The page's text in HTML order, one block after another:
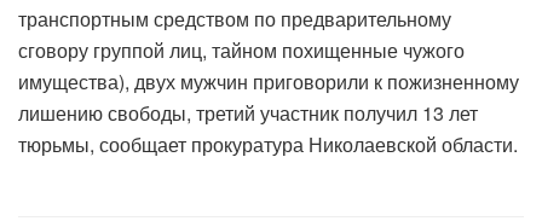
транспортным средством по предварительному
сговору группой лиц, тайном похищенные чужого
имущества), двух мужчин приговорили к пожизненному
лишению свободы, третий участник получил 13 лет
тюрьмы, сообщает прокуратура Николаевской области.